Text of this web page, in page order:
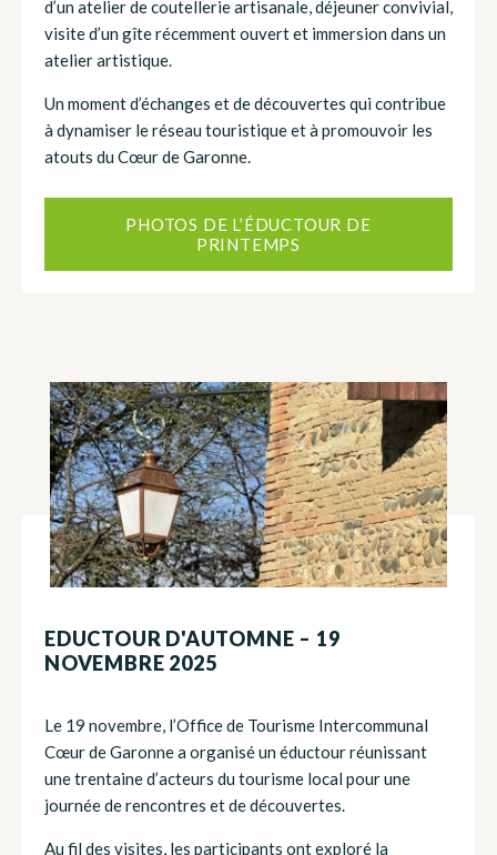
d’un atelier de coutellerie artisanale, déjeuner convivial,
visite d’un gîte récemment ouvert et immersion dans un
atelier artistique.
Un moment d’échanges et de découvertes qui contribue
à dynamiser le réseau touristique et à promouvoir les
atouts du Cœur de Garonne.
PHOTOS DE L’ÉDUCTOUR DE
PRINTEMPS
EDUCTOUR D'AUTOMNE – 19
NOVEMBRE 2025
Le 19 novembre, l’Office de Tourisme Intercommunal
Cœur de Garonne a organisé un éductour réunissant
une trentaine d’acteurs du tourisme local pour une
journée de rencontres et de découvertes.
Au fil des visites, les participants ont exploré la